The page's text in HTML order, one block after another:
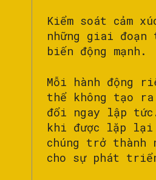
Kiểm soát cảm
những giai
biến động mạnh.
Mỗi hành động
thể không tạo
đổi ngay lập tức.
khi được lặp lại
chúng trở thành
cho sự phát